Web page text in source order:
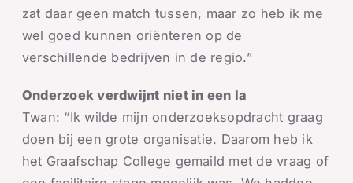
zat daar geen match tussen, maar zo heb ik me
wel goed kunnen oriënteren op de
verschillende bedrijven in de regio.”
Onderzoek verdwijnt niet in een la
Twan: “Ik wilde mijn onderzoeksopdracht graag
doen bij een grote organisatie. Daarom heb ik
het Graafschap College gemaild met de vraag of